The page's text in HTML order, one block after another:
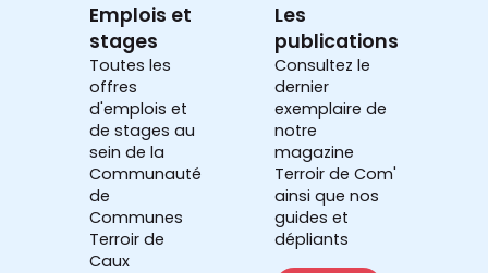
Emplois et
stages
Toutes les
offres
d'emplois et
de stages au
sein de la
Communauté
de
Communes
Terroir de
Caux
Les
publications
Consultez le
dernier
exemplaire de
notre
magazine
Terroir de Com'
ainsi que nos
guides et
dépliants